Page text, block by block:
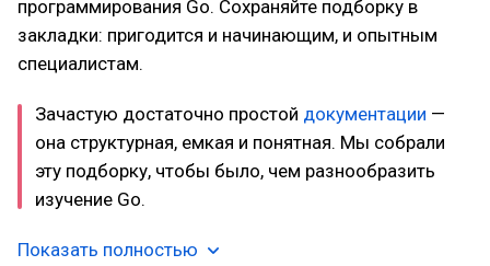
программирования Go. Сохраняйте подборку в
закладки: пригодится и начинающим, и опытным
специалистам.
Зачастую достаточно простой документации —
она структурная, емкая и понятная. Мы собрали
эту подборку, чтобы было, чем разнообразить
изучение Go.
Показать полностью